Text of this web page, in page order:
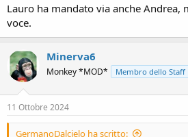
Lauro ha mandato via anche Andrea,
voce.
Minerva6
Monkey *MOD* Membro dello Staff
11 Ottobre 2024
GermanoDalcielo ha scritto: